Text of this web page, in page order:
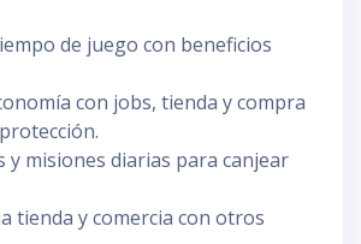
de juego con beneficios
con jobs, tienda y compra
y misiones diarias para canjear
tienda y comercia con otros